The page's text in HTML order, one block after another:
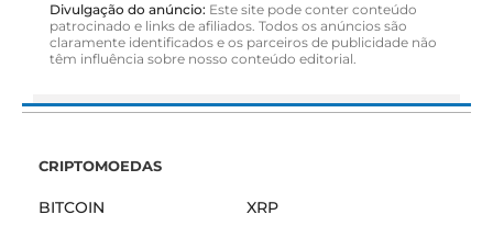
Divulgação do anúncio: Este site pode conter conteúdo
patrocinado e links de afiliados. Todos os anúncios são
claramente identificados e os parceiros de publicidade não
têm influência sobre nosso conteúdo editorial.
CRIPTOMOEDAS
BITCOIN XRP